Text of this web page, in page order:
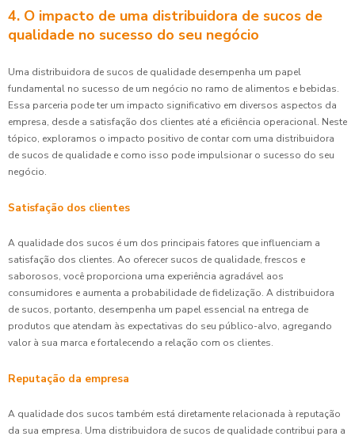
4. O impacto de uma distribuidora de sucos de
qualidade no sucesso do seu negócio
Uma distribuidora de sucos de qualidade desempenha um papel
fundamental no sucesso de um negócio no ramo de alimentos e bebidas.
Essa parceria pode ter um impacto significativo em diversos aspectos da
empresa, desde a satisfação dos clientes até a eficiência operacional. Neste
tópico, exploramos o impacto positivo de contar com uma distribuidora
de sucos de qualidade e como isso pode impulsionar o sucesso do seu
negócio.
Satisfação dos clientes
A qualidade dos sucos é um dos principais fatores que influenciam a
satisfação dos clientes. Ao oferecer sucos de qualidade, frescos e
saborosos, você proporciona uma experiência agradável aos
consumidores e aumenta a probabilidade de fidelização. A distribuidora
de sucos, portanto, desempenha um papel essencial na entrega de
produtos que atendam às expectativas do seu público-alvo, agregando
valor à sua marca e fortalecendo a relação com os clientes.
Reputação da empresa
A qualidade dos sucos também está diretamente relacionada à reputação
da sua empresa. Uma distribuidora de sucos de qualidade contribui para a